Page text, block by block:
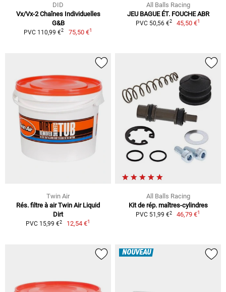
DID
Vx/Vx-2 Chaînes Individuelles
G&B
PVC 110,99 €2 75,50 €1
All Balls Racing
JEU BAGUE ÉT. FOUCHE ABR
PVC 50,56 €2 45,50 €1
Twin Air
Rés. filtre à air Twin Air Liquid
Dirt
PVC 15,99 €2 12,54 €1
All Balls Racing
Kit de rép. maîtres-cylindres
PVC 51,99 €2 46,79 €1
NOUVEAU